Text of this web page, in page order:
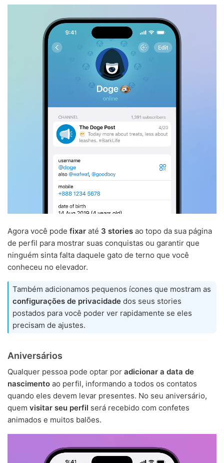
Agora você pode fixar até 3 stories ao topo da sua página
de perfil para mostrar suas conquistas ou garantir que
ninguém sinta falta daquele gato de terno que você
conheceu no elevador.
Também adicionamos pequenos ícones que mostram as
configurações de privacidade dos seus stories
postados para você poder ver rapidamente se eles
precisam de ajustes.
Aniversários
Qualquer pessoa pode optar por adicionar a data de
nascimento ao perfil, informando a todos os contatos
quando eles devem levar presentes. No seu aniversário,
quem visitar seu perfil será recebido com confetes
animados e muitos balões.